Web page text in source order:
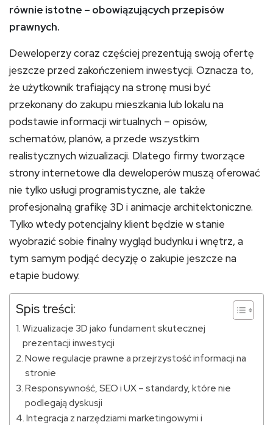
równie istotne – obowiązujących przepisów
prawnych.
Deweloperzy coraz częściej prezentują swoją ofertę
jeszcze przed zakończeniem inwestycji. Oznacza to,
że użytkownik trafiający na stronę musi być
przekonany do zakupu mieszkania lub lokalu na
podstawie informacji wirtualnych – opisów,
schematów, planów, a przede wszystkim
realistycznych wizualizacji. Dlatego firmy tworzące
strony internetowe dla deweloperów muszą oferować
nie tylko usługi programistyczne, ale także
profesjonalną grafikę 3D i animacje architektoniczne.
Tylko wtedy potencjalny klient będzie w stanie
wyobrazić sobie finalny wygląd budynku i wnętrz, a
tym samym podjąć decyzję o zakupie jeszcze na
etapie budowy.
Spis treści:
Wizualizacje 3D jako fundament skutecznej
prezentacji inwestycji
Nowe regulacje prawne a przejrzystość informacji na
stronie
Responsywność, SEO i UX – standardy, które nie
podlegają dyskusji
Integracja z narzędziami marketingowymi i